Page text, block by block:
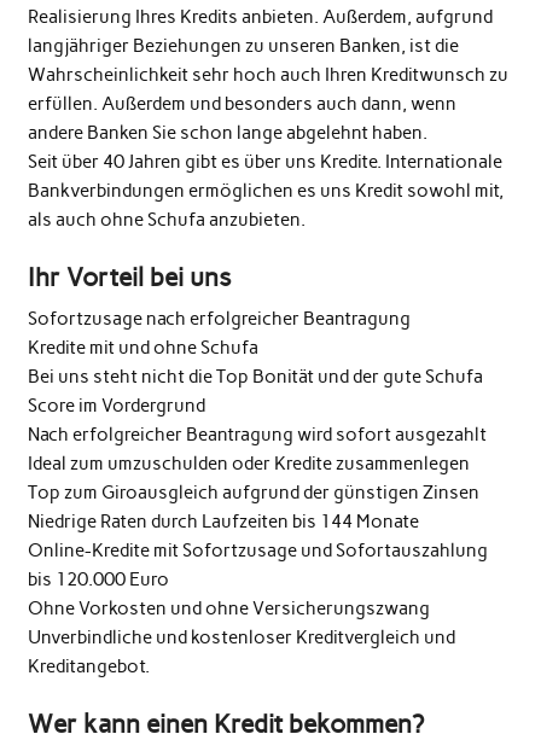
Realisierung Ihres Kredits anbieten. Außerdem, aufgrund
langjähriger Beziehungen zu unseren Banken, ist die
Wahrscheinlichkeit sehr hoch auch Ihren Kreditwunsch zu
erfüllen. Außerdem und besonders auch dann, wenn
andere Banken Sie schon lange abgelehnt haben.
Seit über 40 Jahren gibt es über uns Kredite. Internationale
Bankverbindungen ermöglichen es uns Kredit sowohl mit,
als auch ohne Schufa anzubieten.
Ihr Vorteil bei uns
Sofortzusage nach erfolgreicher Beantragung
Kredite mit und ohne Schufa
Bei uns steht nicht die Top Bonität und der gute Schufa
Score im Vordergrund
Nach erfolgreicher Beantragung wird sofort ausgezahlt
Ideal zum umzuschulden oder Kredite zusammenlegen
Top zum Giroausgleich aufgrund der günstigen Zinsen
Niedrige Raten durch Laufzeiten bis 144 Monate
Online-Kredite mit Sofortzusage und Sofortauszahlung
bis 120.000 Euro
Ohne Vorkosten und ohne Versicherungszwang
Unverbindliche und kostenloser Kreditvergleich und
Kreditangebot.
Wer kann einen Kredit bekommen?